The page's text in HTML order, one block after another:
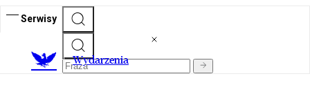
Serwisy
Wydarzenia